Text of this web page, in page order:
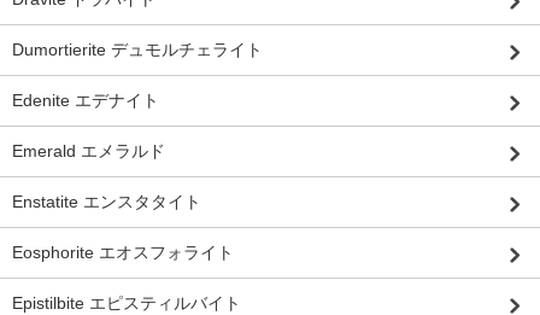
Dumortierite デュモルチェライト
Edenite エデナイト
Emerald エメラルド
Enstatite エンスタタイト
Eosphorite エオスフォライト
Epistilbite エピスティルバイト